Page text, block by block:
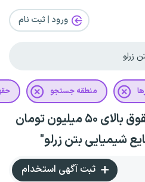
ورود | ثبت‌ نام
منطقه جستجو
استخدام در زاهدان با حقوق بالای ۵۰ میلیون تومان
شیمیایی بتن زرلو"
ثبت آگهی استخدام